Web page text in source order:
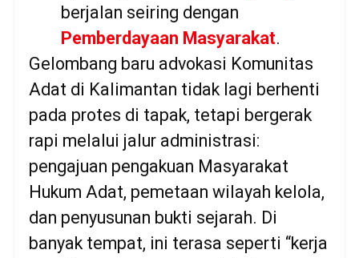
berjalan seiring dengan
Pemberdayaan Masyarakat.
Gelombang baru advokasi Komunitas
Adat di Kalimantan tidak lagi berhenti
pada protes di tapak, tetapi bergerak
rapi melalui jalur administrasi:
pengajuan pengakuan Masyarakat
Hukum Adat, pemetaan wilayah kelola,
dan penyusunan bukti sejarah. Di
banyak tempat, ini terasa seperti “kerja